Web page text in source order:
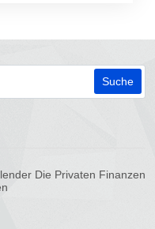
Die Privaten Finanzen